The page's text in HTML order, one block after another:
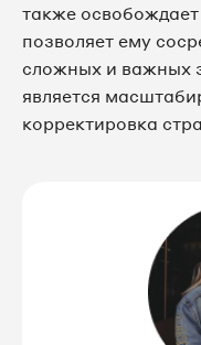
также
позволяет ему
сложных и важных
является
корректировка